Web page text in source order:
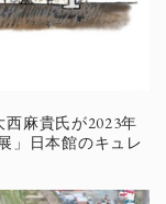
麻貴氏が2023年
」日本館のキュレ